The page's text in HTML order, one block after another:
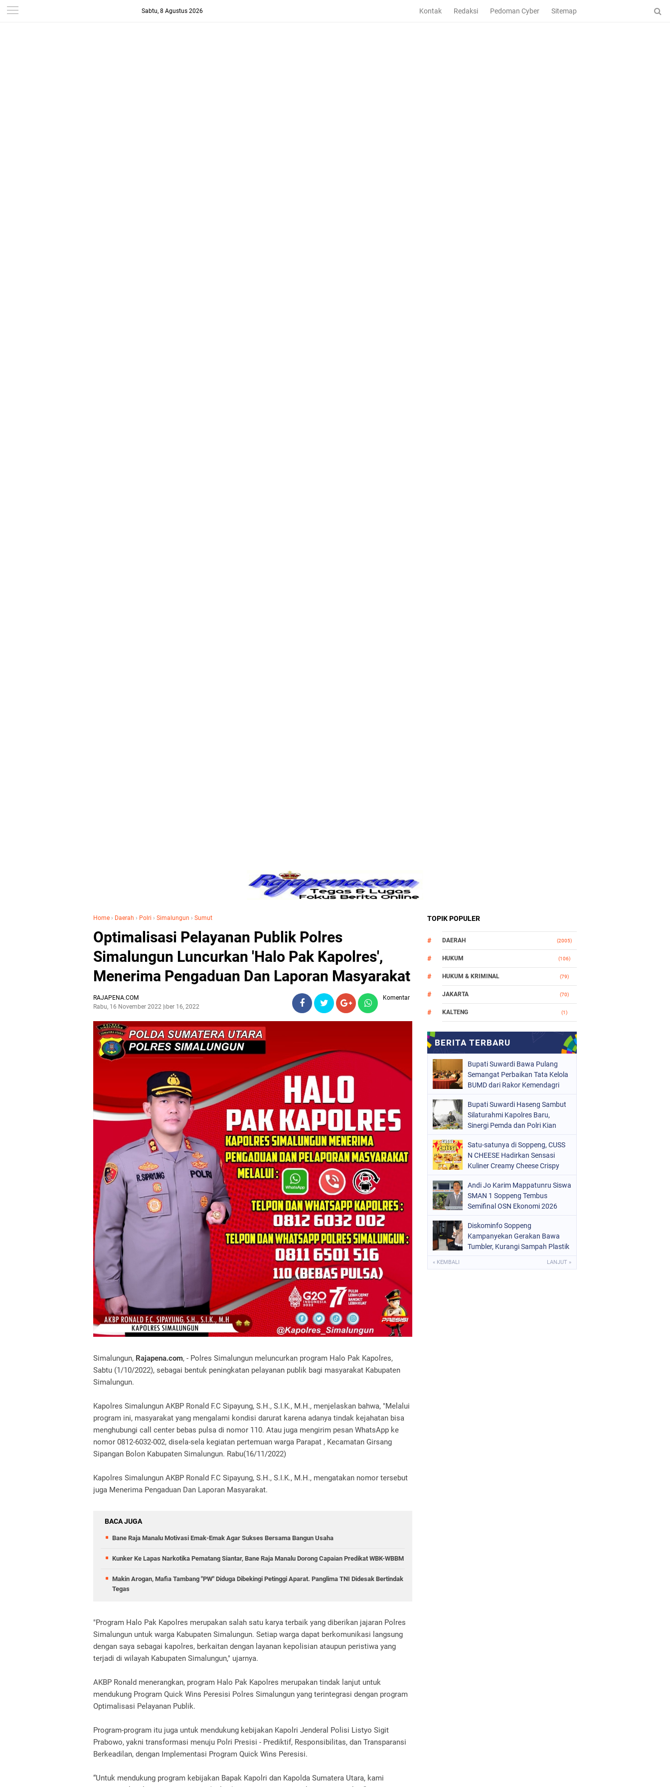
Sabtu, 8 Agustus 2026 Kontak Redaksi Pedoman Cyber Sitemap
Home › Daerah › Polri › Simalungun › Sumut
Optimalisasi Pelayanan Publik Polres
Simalungun Luncurkan 'Halo Pak Kapolres',
Menerima Pengaduan Dan Laporan Masyarakat
RAJAPENA.COM
Rabu, 16 November 2022November 16, 2022
Komentar
Simalungun, Rajapena.com, - Polres Simalungun meluncurkan program Halo Pak Kapolres,
Sabtu (1/10/2022), sebagai bentuk peningkatan pelayanan publik bagi masyarakat Kabupaten
Simalungun.
Kapolres Simalungun AKBP Ronald F.C Sipayung, S.H., S.I.K., M.H., menjelaskan bahwa, "Melalui
program ini, masyarakat yang mengalami kondisi darurat karena adanya tindak kejahatan bisa
menghubungi call center bebas pulsa di nomor 110. Atau juga mengirim pesan WhatsApp ke
nomor 0812-6032-002, disela-sela kegiatan pertemuan warga Parapat , Kecamatan Girsang
Sipangan Bolon Kabupaten Simalungun. Rabu(16/11/2022)
Kapolres Simalungun AKBP Ronald F.C Sipayung, S.H., S.I.K., M.H., mengatakan nomor tersebut
juga Menerima Pengaduan Dan Laporan Masyarakat.
BACA JUGA
Bane Raja Manalu Motivasi Emak-Emak Agar Sukses Bersama Bangun Usaha
Kunker Ke Lapas Narkotika Pematang Siantar, Bane Raja Manalu Dorong Capaian Predikat WBK-WBBM
Makin Arogan, Mafia Tambang "PW" Diduga Dibekingi Petinggi Aparat. Panglima TNI Didesak Bertindak
Tegas
"Program Halo Pak Kapolres merupakan salah satu karya terbaik yang diberikan jajaran Polres
Simalungun untuk warga Kabupaten Simalungun. Setiap warga dapat berkomunikasi langsung
dengan saya sebagai kapolres, berkaitan dengan layanan kepolisian ataupun peristiwa yang
terjadi di wilayah Kabupaten Simalungun," ujarnya.
AKBP Ronald menerangkan, program Halo Pak Kapolres merupakan tindak lanjut untuk
mendukung Program Quick Wins Peresisi Polres Simalungun yang terintegrasi dengan program
Optimalisasi Pelayanan Publik.
Program-program itu juga untuk mendukung kebijakan Kapolri Jenderal Polisi Listyo Sigit
Prabowo, yakni transformasi menuju Polri Presisi - Prediktif, Responsibilitas, dan Transparansi
Berkeadilan, dengan Implementasi Program Quick Wins Peresisi.
“Untuk mendukung program kebijakan Bapak Kapolri dan Kapolda Sumatera Utara, kami
TOPIK POPULER
DAERAH (2005)
HUKUM (106)
HUKUM & KRIMINAL (79)
JAKARTA (70)
KALTENG (1)
MAKASSAR
(748)
ORGANISASI
PERISTIWA
POLITIK (157)
POLRI
SULSEL
Bupati Suwardi Bawa Pulang
Semangat Perbaikan Tata Kelola
BUMD dari Rakor Kemendagri
Bupati Suwardi Haseng Sambut
Silaturahmi Kapolres Baru,
Sinergi Pemda dan Polri Kian
Satu-satunya di Soppeng, CUSS
N CHEESE Hadirkan Sensasi
Kuliner Creamy Cheese Crispy
Andi Jo Karim Mappatunru Siswa
SMAN 1 Soppeng Tembus
Semifinal OSN Ekonomi 2026
Diskominfo Soppeng
Kampanyekan Gerakan Bawa
Tumbler, Kurangi Sampah Plastik
« KEMBALI LANJUT »